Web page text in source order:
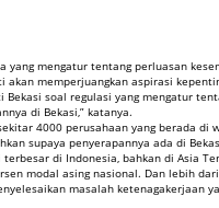
yang mengatur tentang perluasan
memperjuangkan aspirasi
Bekasi soal regulasi yang mengatur
di Bekasi,” katanya.
4000 perusahaan yang berada di
supaya penyerapannya ada di
di Indonesia, bahkan di Asia
modal asing nasional. Dan lebih
masalah ketenagakerjaan